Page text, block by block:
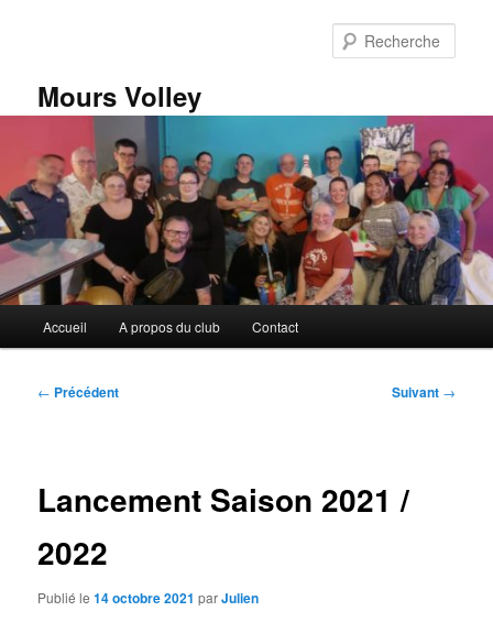
Mours Volley
principal
Accueil A propos du club Contact
Navigation
← Précédent Suivant →
Lancement Saison 2021 /
2022
Publié le14 octobre 2021 parJulien